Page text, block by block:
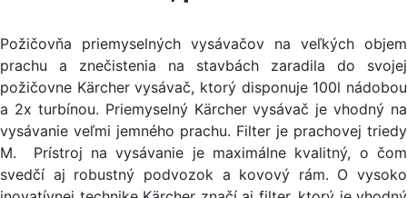
Požičovňa priemyselných vysávačov na veľkých objem
prachu a znečistenia na stavbách zaradila do svojej
požičovne Kärcher vysávač, ktorý disponuje 100l nádobou
a 2x turbínou. Priemyselný Kärcher vysávač je vhodný na
vysávanie veľmi jemného prachu. Filter je prachovej triedy
M. Prístroj na vysávanie je maximálne kvalitný, o čom
svedčí aj robustný podvozok a kovový rám. O vysoko